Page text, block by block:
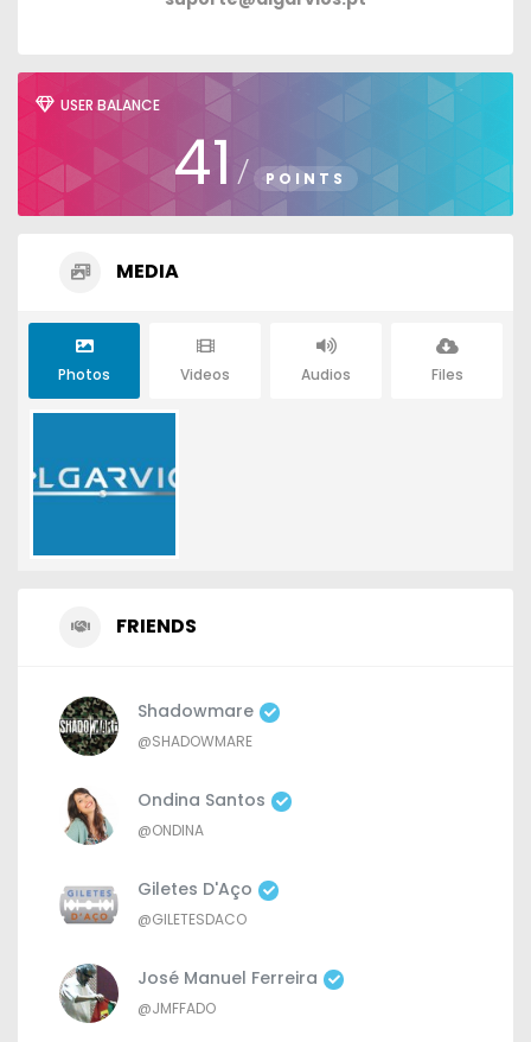
USER BALANCE
41 / POINTS
MEDIA
Photos Videos Audios Files
FRIENDS
Shadowmare
@SHADOWMARE
Ondina Santos
@ONDINA
Giletes D'Aço
@GILETESDACO
José Manuel Ferreira
@JMFFADO